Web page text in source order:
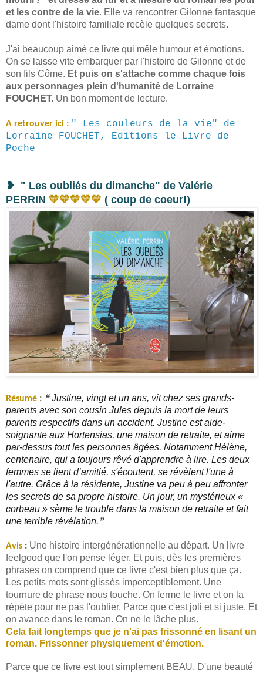
et les contre de la vie. Elle va rencontrer Gilonne fantasque
dame dont l'histoire familiale recèle quelques secrets.
J'ai beaucoup aimé ce livre qui mêle humour et émotions.
On se laisse vite embarquer par l'histoire de Gilonne et de
son fils Côme. Et puis on s'attache comme chaque fois
aux personnages plein d'humanité de Lorraine
FOUCHET. Un bon moment de lecture.
A retrouver ici : " Les couleurs de la vie" de
Lorraine FOUCHET, Editions le Livre de
Poche
❥ " Les oubliés du dimanche" de Valérie
PERRIN 💛💛💛💛💛 ( coup de coeur!)
Résumé : ❝Justine, vingt et un ans, vit chez ses grands-
parents avec son cousin Jules depuis la mort de leurs
parents respectifs dans un accident. Justine est aide-
soignante aux Hortensias, une maison de retraite, et aime
par-dessus tout les personnes âgées. Notamment Hélène,
centenaire, qui a toujours rêvé d'apprendre à lire. Les deux
femmes se lient d’amitié, s'écoutent, se révèlent l'une à
l'autre. Grâce à la résidente, Justine va peu à peu affronter
les secrets de sa propre histoire. Un jour, un mystérieux «
corbeau » sème le trouble dans la maison de retraite et fait
une terrible révélation. ❞
Avis : Une histoire intergénérationnelle au départ. Un livre
feelgood que l'on pense léger. Et puis, dès les premières
phrases on comprend que ce livre c'est bien plus que ça.
Les petits mots sont glissés imperceptiblement. Une
tournure de phrase nous touche. On ferme le livre et on la
répète pour ne pas l'oublier. Parce que c'est joli et si juste. Et
on avance dans le roman. On ne le lâche plus.
Cela fait longtemps que je n'ai pas frissonné en lisant un
roman. Frissonner physiquement d'émotion.
Parce que ce livre est tout simplement BEAU. D'une beauté